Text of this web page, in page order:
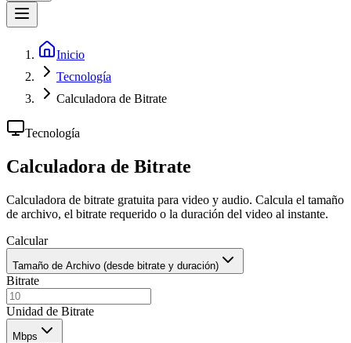
Inicio
Tecnología
Calculadora de Bitrate
Tecnología
Calculadora de Bitrate
Calculadora de bitrate gratuita para video y audio. Calcula el tamaño
de archivo, el bitrate requerido o la duración del video al instante.
Calcular
Tamaño de Archivo (desde bitrate y duración)
Bitrate
Unidad de Bitrate
Mbps